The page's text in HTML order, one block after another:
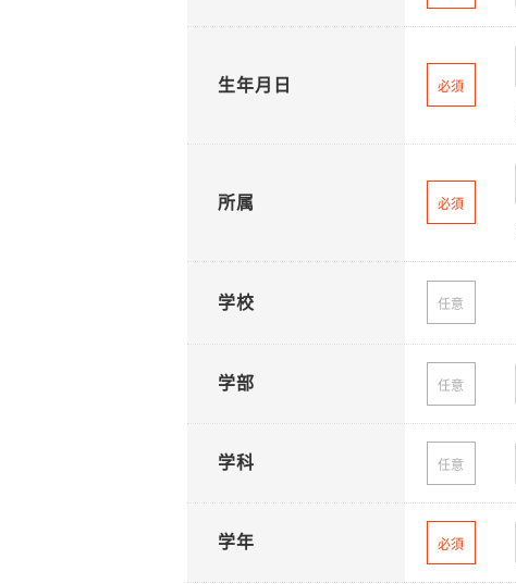
生年月日 必須
所属 必須
学校 任意
学部 任意
学科 任意
学年 必須